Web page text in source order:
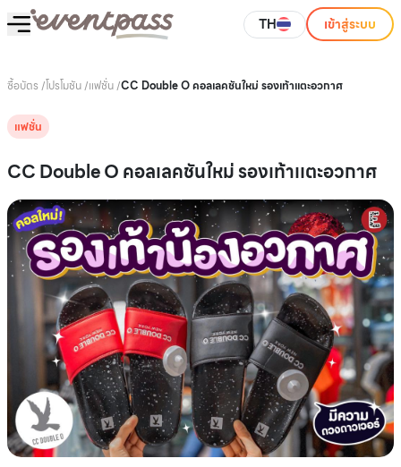
TH เข้าสู่ระบบ
ซื้อบัตร /โปรโมชัน/แฟชั่น/CC Double O คอลเลคชันใหม่ รองเท้าเเตะอวกาศ
แฟชั่น
CC Double O คอลเลคชันใหม่ รองเท้าเเตะอวกาศ